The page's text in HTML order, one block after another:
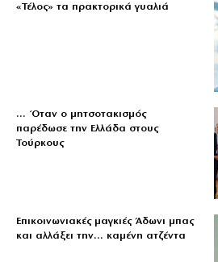
«Τέλος» τα πρακτορικά γυαλιά
… Όταν ο μητσοτακισμός
παρέδωσε την Ελλάδα στους
Τούρκους
Επικοινωνιακές μαγκιές Άδωνι μπας
και αλλάξει την… καμένη ατζέντα